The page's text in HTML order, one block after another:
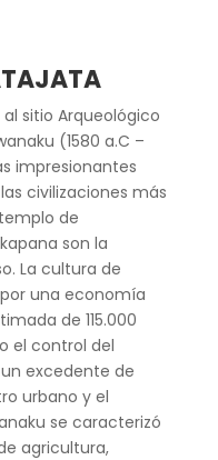
sitio Arqueológico
(1580 a.C –
impresionantes
civilizaciones más
de
son la
La cultura de
una economía
de 115.000
el control del
excedente de
urbano y el
se caracterizó
agricultura,